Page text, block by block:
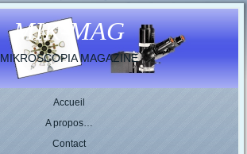
MIK-MAG
MIKROSCOPIA MAGAZINE
Accueil
A propos…
Contact